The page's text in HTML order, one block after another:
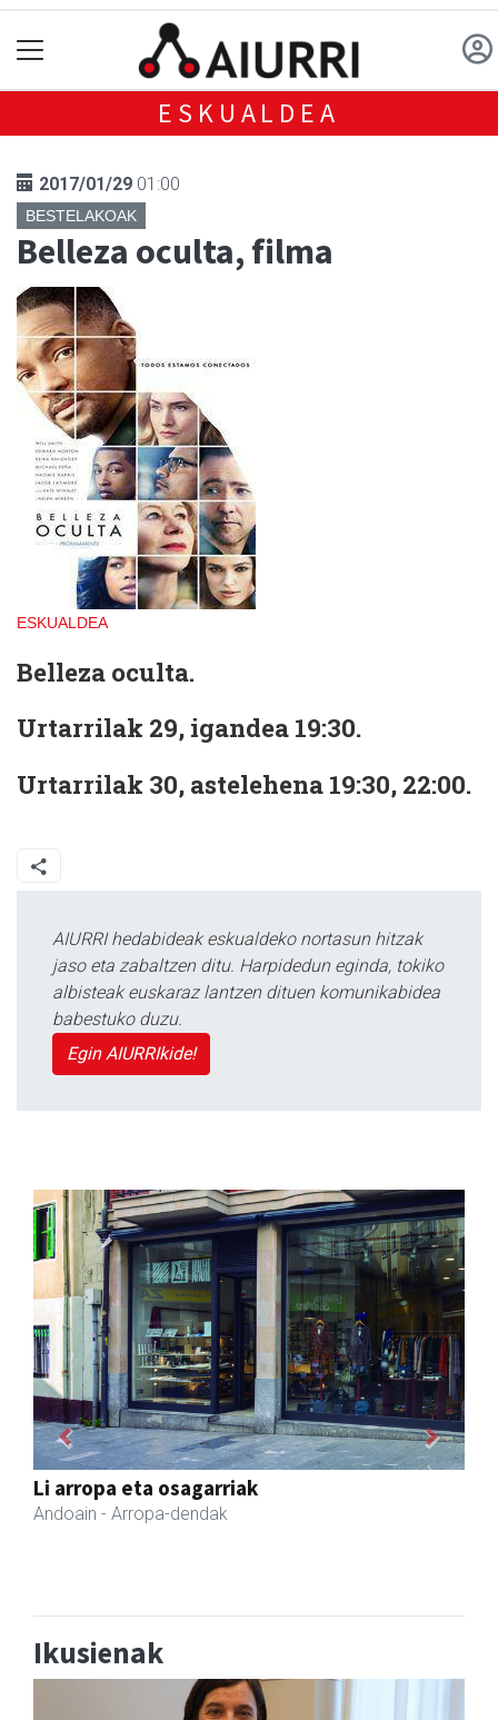
ESKUALDEA
2017/01/29 01:00
BESTELAKOAK
Belleza oculta, filma
ESKUALDEA
Belleza oculta.
Urtarrilak 29, igandea 19:30.
Urtarrilak 30, astelehena 19:30, 22:00.
AIURRI hedabideak eskualdeko nortasun hitzak
jaso eta zabaltzen ditu. Harpidedun eginda, tokiko
albisteak euskaraz lantzen dituen komunikabidea
babestuko duzu.
Egin AIURRIkide!
Hiru Jatetxea
Andoain - Tabernak
Previous Next
Ikusienak